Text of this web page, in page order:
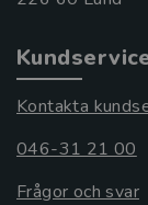
Kontakta
046-31 21 00
Frågor och svar